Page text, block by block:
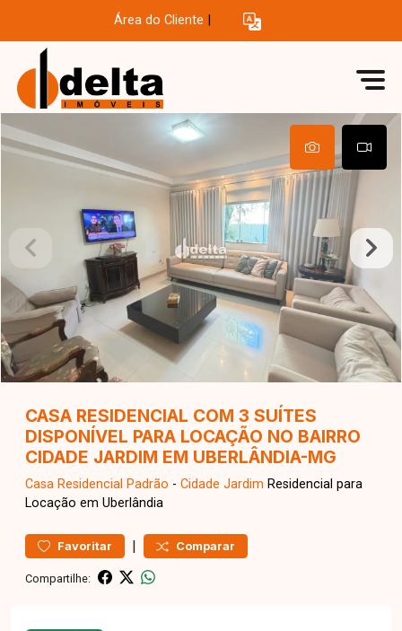
Área do Cliente
CASA RESIDENCIAL COM 3 SUÍTES
DISPONÍVEL PARA LOCAÇÃO NO BAIRRO
CIDADE JARDIM EM UBERLÂNDIA-MG
Casa Residencial Padrão - Cidade Jardim Residencial para
Locação em Uberlândia
Favoritar | Comparar
Compartilhe: